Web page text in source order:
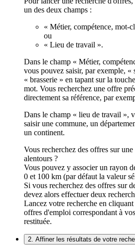
un des deux champs :
« Métier, compétence, mot-
ou
« Lieu de travail ».
Dans le champ « Métier,
vous pouvez saisir, par exemple, «
« brasserie » en tapant sur la
mot. Vous recherchez une offre
directement sa référence, par
Dans le champ « lieu de travail »,
saisir une commune, un
un continent.
Vous recherchez des offres sur une
alentours ?
Vous pouvez y associer un rayon
0 et 100 km (par défaut la valeur
Si vous recherchez des offres sur
devez alors effectuer deux
Lancez votre recherche en
offres d'emploi correspondant à
restituée.
2. Affiner les résultats de votre